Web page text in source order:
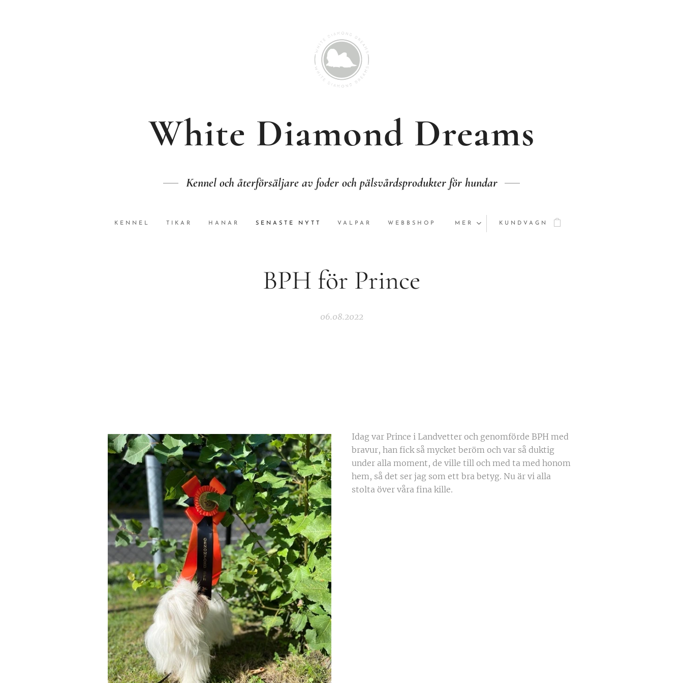
White Diamond Dreams
Kennel och återförsäljare av foder och pälsvårdsprodukter för hundar
KENNEL TIKAR HANAR SENASTE NYTT VALPAR WEBBSHOP MER KUNDVAGN
BPH för Prince
06.08.2022
Idag var Prince i Landvetter och genomförde BPH med
bravur, han fick så mycket beröm och var så duktig
under alla moment, de ville till och med ta med honom
hem, så det ser jag som ett bra betyg. Nu är vi alla
stolta över våra fina kille.